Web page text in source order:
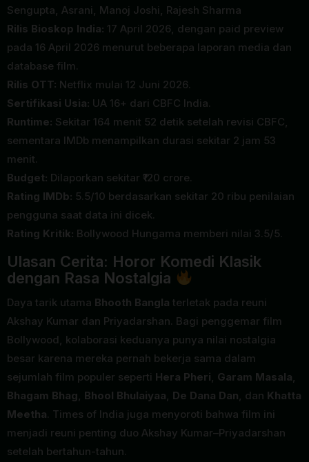
Sengupta, Asrani, Manoj Joshi, Rajesh Sharma
Rilis Bioskop India: 17 April 2026, dengan paid preview
pada 16 April 2026 menurut beberapa laporan media dan
database film.
Rilis OTT: Netflix mulai 12 Juni 2026.
Sertifikasi Usia: UA 16+ dari CBFC India.
Runtime: Sekitar 164 menit 52 detik setelah revisi CBFC,
sementara IMDb menampilkan durasi sekitar 2 jam 53
menit.
Budget: Dilaporkan sekitar ₹120 crore.
Rating IMDb: 5.5/10 berdasarkan sekitar 20 ribu penilaian
pengguna saat data ini dicek.
Rating Kritik: Bollywood Hungama memberi nilai 3.5/5.
Ulasan Cerita: Horor Komedi Klasik
dengan Rasa Nostalgia
Daya tarik utama Bhooth Bangla terletak pada reuni
Akshay Kumar dan Priyadarshan. Bagi penggemar film
Bollywood, kolaborasi keduanya punya nilai nostalgia
besar karena mereka pernah bekerja sama dalam
sejumlah film populer seperti Hera Pheri Garam Masala
Bhagam Bhag Bhool Bhulaiyaa De Dana Dan , dan Khatta
Meetha. Times of India juga menyoroti bahwa film ini
menjadi reuni penting duo Akshay Kumar–Priyadarshan
setelah bertahun-tahun.